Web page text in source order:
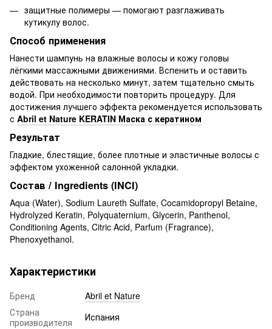
защитные полимеры — помогают разглаживать
кутикулу волос.
Способ применения
Нанести шампунь на влажные волосы и кожу головы
лёгкими массажными движениями. Вспенить и оставить
действовать на несколько минут, затем тщательно смыть
водой. При необходимости повторить процедуру. Для
достижения лучшего эффекта рекомендуется использовать
с Abril et Nature KERATIN Маска с кератином
Результат
Гладкие, блестящие, более плотные и эластичные волосы с
эффектом ухоженной салонной укладки.
Состав / Ingredients (INCI)
Aqua (Water), Sodium Laureth Sulfate, Cocamidopropyl Betaine,
Hydrolyzed Keratin, Polyquaternium, Glycerin, Panthenol,
Conditioning Agents, Citric Acid, Parfum (Fragrance),
Phenoxyethanol.
Характеристики
Бренд
Abril et Nature
Страна
производителя
Испания